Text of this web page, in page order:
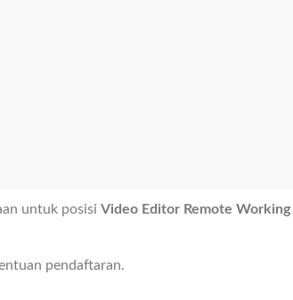
untuk posisi Video Editor Remote Working
pendaftaran.